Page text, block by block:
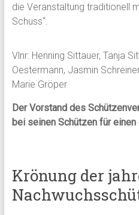
die Veranstaltung traditionell
Schuss“.
Vlnr: Henning Sittauer, Tanja
Oestermann, Jasmin
Marie Gröper
Der Vorstand des
bei seinen Schützen für
Krönung der